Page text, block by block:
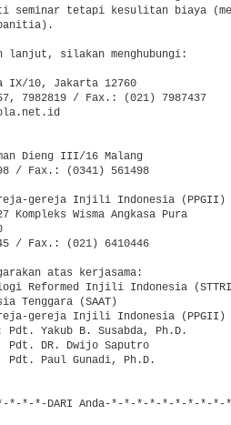
seminar tetapi kesulitan biaya
lanjut, silakan menghubungi:
IX/10, Jakarta 12760
7982819 / Fax.: (021) 7987437
Dieng III/16 Malang
/ Fax.: (0341) 561498
gereja Injili Indonesia (PPGII)
Kompleks Wisma Angkasa Pura
/ Fax.: (021) 6410446
atas kerjasama:
Reformed Injili Indonesia
Tenggara (SAAT)
gereja Injili Indonesia (PPGII)
Pdt. Yakub B. Susabda, Ph.D.
Pdt. DR. Dwijo Saputro
Pdt. Paul Gunadi, Ph.D.
*-*-*-DARI Anda-*-*-*-*-*-*-*-*-*-*-